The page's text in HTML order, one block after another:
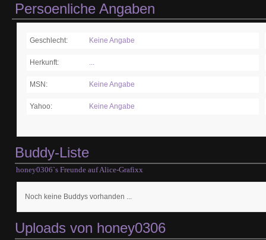
Persoenliche Angaben
Geschlecht: Keine Angabe
Herkunft: ...
MSN: Keine Angabe
Yahoo: Keine Angabe
Buddy-Liste
honey0306`s Freunde auf Alice-Grafixx
Noch keine Buddys vorhanden ...
Uploads von honey0306